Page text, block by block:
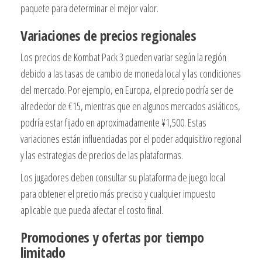
paquete para determinar el mejor valor.
Variaciones de precios regionales
Los precios de Kombat Pack 3 pueden variar según la región
debido a las tasas de cambio de moneda local y las condiciones
del mercado. Por ejemplo, en Europa, el precio podría ser de
alrededor de €15, mientras que en algunos mercados asiáticos,
podría estar fijado en aproximadamente ¥1,500. Estas
variaciones están influenciadas por el poder adquisitivo regional
y las estrategias de precios de las plataformas.
Los jugadores deben consultar su plataforma de juego local
para obtener el precio más preciso y cualquier impuesto
aplicable que pueda afectar el costo final.
Promociones y ofertas por tiempo
limitado